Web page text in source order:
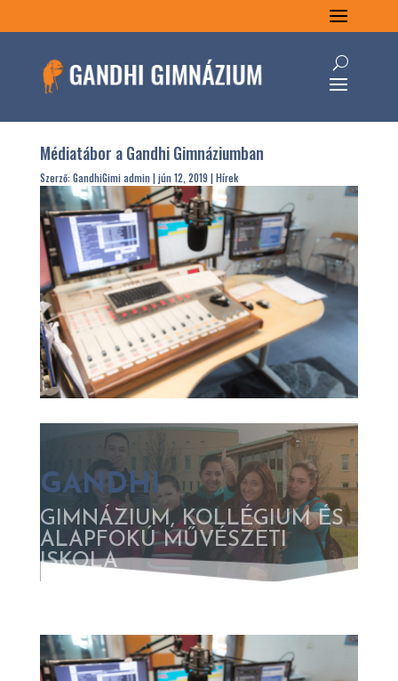
Médiatábor a Gandhi Gimnáziumban
Szerző:GandhiGimi admin|jún 12, 2019|Hírek
GANDHI
GIMNÁZIUM, KOLLÉGIUM ÉS
ALAPFOKÚ MŰVÉSZETI
ISKOLA